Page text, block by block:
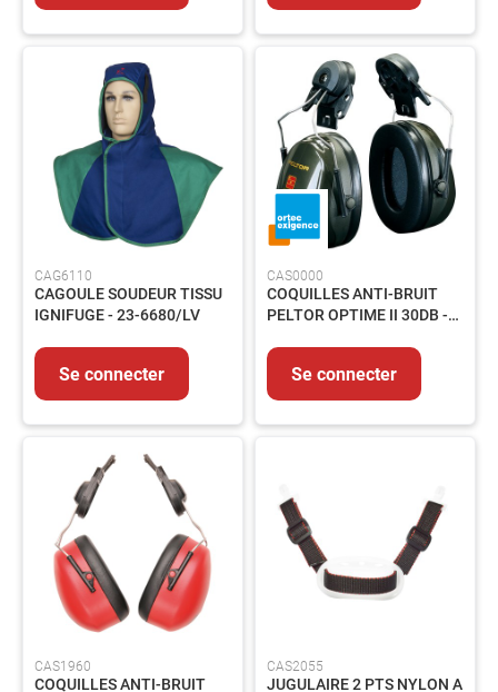
Electricité
et
Colles-
Adhésifs-
Lubrifiants-
Graisse
Fixation
HYGIENE
PRODUITS
D'ENTRETIEN
Nettoyant
Essuyage
Collecte
des
déchets
PRODUITS
CHIMIQUES
INDUSTRIELS
ADHESIFS
CAG6110
CAGOULE SOUDEUR TISSU
IGNIFUGE - 23-6680/LV
Se connecter
CAS0000
COQUILLES ANTI-BRUIT
PELTOR OPTIME II 30DB -
Se connecter
CAS1960
COQUILLES ANTI-BRUIT
CAS2055
JUGULAIRE 2 PTS NYLON A